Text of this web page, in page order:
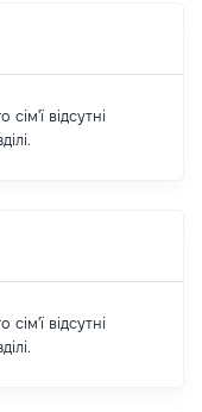
відсутні
відсутні